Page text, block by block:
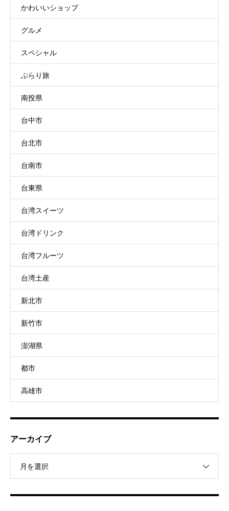
かわいいショップ
グルメ
スペシャル
ぶらり旅
南投県
台中市
台北市
台南市
台東県
台湾スイーツ
台湾ドリンク
台湾フルーツ
台湾土産
新北市
新竹市
澎湖県
都市
高雄市
アーカイブ
月を選択